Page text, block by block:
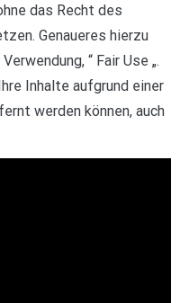
das Recht des
Genaueres hierzu
“ Fair Use „.
Inhalte aufgrund einer
werden können, auch